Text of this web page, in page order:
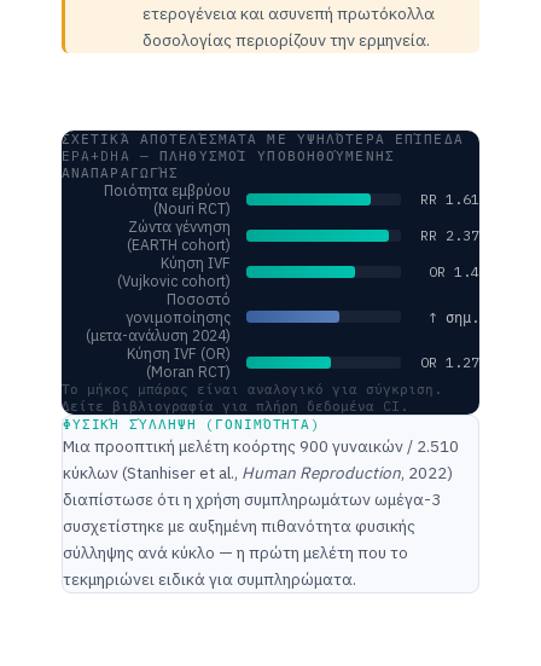
ετερογένεια και ασυνεπή πρωτόκολλα
δοσολογίας περιορίζουν την ερμηνεία.
ΣΧΕΤΙΚΆ ΑΠΟΤΕΛΈΣΜΑΤΑ ΜΕ ΥΨΗΛΌΤΕΡΑ ΕΠΊΠΕΔΑ
EPA+DHA — ΠΛΗΘΥΣΜΟΊ ΥΠΟΒΟΗΘΟΎΜΕΝΗΣ
ΑΝΑΠΑΡΑΓΩΓΉΣ
Ποιότητα εμβρύου
(Nouri RCT)
RR 1.61
Ζώντα γέννηση
(EARTH cohort)
RR 2.37
Κύηση IVF
(Vujkovic cohort)
OR 1.4
Ποσοστό
γονιμοποίησης
(μετα-ανάλυση 2024)
↑ σημ.
Κύηση IVF (OR)
(Moran RCT)
OR 1.27
Το μήκος μπάρας είναι αναλογικό για σύγκριση.
Δείτε βιβλιογραφία για πλήρη δεδομένα CI.
ΦΥΣΙΚΉ ΣΎΛΛΗΨΗ (ΓΟΝΙΜΌΤΗΤΑ)
Μια προοπτική μελέτη κοόρτης 900 γυναικών / 2.510
κύκλων (Stanhiser et al., Human Reproduction, 2022)
διαπίστωσε ότι η χρήση συμπληρωμάτων ωμέγα-3
συσχετίστηκε με αυξημένη πιθανότητα φυσικής
σύλληψης ανά κύκλο — η πρώτη μελέτη που το
τεκμηριώνει ειδικά για συμπληρώματα.